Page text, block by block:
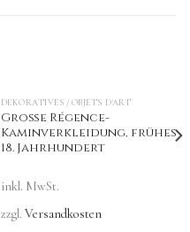
DEKORATIVES / OBJETS D'ART
Große Régence-
Kaminverkleidung, frühes
18. Jahrhundert
inkl. MwSt.
zzgl. Versandkosten